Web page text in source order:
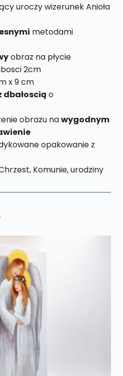
uroczy wizerunek Anioła
metodami
obraz na płycie
2cm
x 9 cm
dbałoscią o
obrazu nawygodnym
opakowanie z
Komunie, urodziny